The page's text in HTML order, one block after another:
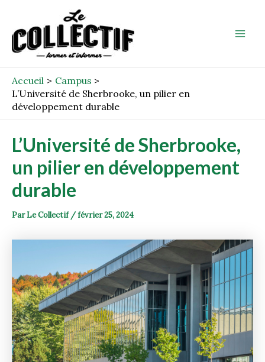
contenu
Accueil
Campus
L’Université de Sherbrooke, un pilier en
développement durable
L’Université de Sherbrooke,
un pilier en développement
durable
ParLe Collectif /février 25, 2024
navigation